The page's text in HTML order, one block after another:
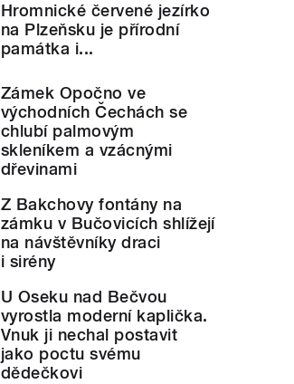
Hromnické červené jezírko
na Plzeňsku je přírodní
památka i...
Zámek Opočno ve
východních Čechách se
chlubí palmovým
skleníkem a vzácnými
dřevinami
Z Bakchovy fontány na
zámku v Bučovicích shlížejí
na návštěvníky draci
i sirény
U Oseku nad Bečvou
vyrostla moderní kaplička.
Vnuk ji nechal postavit
jako poctu svému
dědečkovi